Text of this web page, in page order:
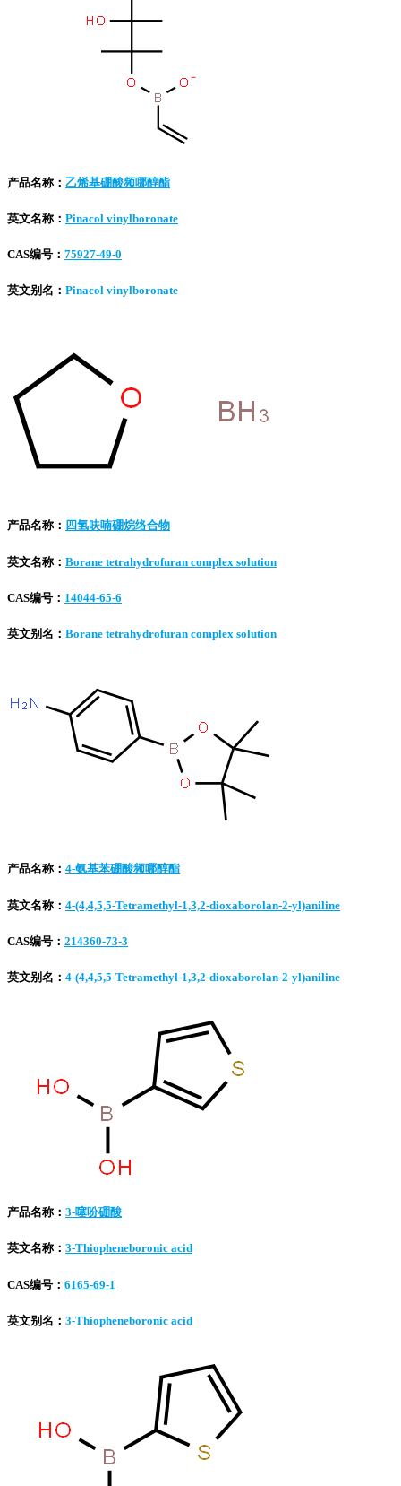
产品名称： 乙烯基硼酸频哪醇酯
英文名称： Pinacol vinylboronate
CAS编号： 75927-49-0
英文别名： Pinacol vinylboronate
产品名称： 四氢呋喃硼烷络合物
英文名称： Borane tetrahydrofuran complex solution
CAS编号： 14044-65-6
英文别名： Borane tetrahydrofuran complex solution
产品名称： 4-氨基苯硼酸频哪醇酯
英文名称： 4-(4,4,5,5-Tetramethyl-1,3,2-dioxaborolan-2-yl)aniline
CAS编号： 214360-73-3
英文别名： 4-(4,4,5,5-Tetramethyl-1,3,2-dioxaborolan-2-yl)aniline
产品名称： 3-噻吩硼酸
英文名称： 3-Thiopheneboronic acid
CAS编号： 6165-69-1
英文别名： 3-Thiopheneboronic acid